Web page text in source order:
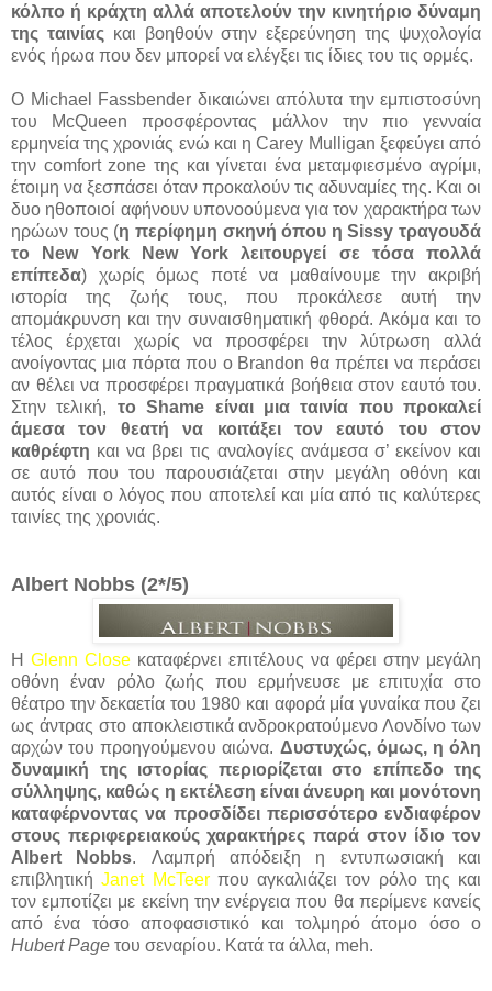
κόλπο ή κράχτη αλλά αποτελούν την κινητήριο δύναμη
της ταινίας και βοηθούν στην εξερεύνηση της ψυχολογία
ενός ήρωα που δεν μπορεί να ελέγξει τις ίδιες του τις ορμές.
O Michael Fassbender δικαιώνει απόλυτα την εμπιστοσύνη
του McQueen προσφέροντας μάλλον την πιο γενναία
ερμηνεία της χρονιάς ενώ και η Carey Mulligan ξεφεύγει από
την comfort zone της και γίνεται ένα μεταμφιεσμένο αγρίμι,
έτοιμη να ξεσπάσει όταν προκαλούν τις αδυναμίες της. Και οι
δυο ηθοποιοί αφήνουν υπονοούμενα για τον χαρακτήρα των
ηρώων τους (η περίφημη σκηνή όπου η Sissy τραγουδά
το New York New York λειτουργεί σε τόσα πολλά
επίπεδα) χωρίς όμως ποτέ να μαθαίνουμε την ακριβή
ιστορία της ζωής τους, που προκάλεσε αυτή την
απομάκρυνση και την συναισθηματική φθορά. Ακόμα και το
τέλος έρχεται χωρίς να προσφέρει την λύτρωση αλλά
ανοίγοντας μια πόρτα που ο Brandon θα πρέπει να περάσει
αν θέλει να προσφέρει πραγματικά βοήθεια στον εαυτό του.
Στην τελική, το Shame είναι μια ταινία που προκαλεί
άμεσα τον θεατή να κοιτάξει τον εαυτό του στον
καθρέφτη και να βρει τις αναλογίες ανάμεσα σ’ εκείνον και
σε αυτό που του παρουσιάζεται στην μεγάλη οθόνη και
αυτός είναι ο λόγος που αποτελεί και μία από τις καλύτερες
ταινίες της χρονιάς.
Albert Nobbs (2*/5)
Η Glenn Close καταφέρνει επιτέλους να φέρει στην μεγάλη
οθόνη έναν ρόλο ζωής που ερμήνευσε με επιτυχία στο
θέατρο την δεκαετία του 1980 και αφορά μία γυναίκα που ζει
ως άντρας στο αποκλειστικά ανδροκρατούμενο Λονδίνο των
αρχών του προηγούμενου αιώνα. Δυστυχώς, όμως, η όλη
δυναμική της ιστορίας περιορίζεται στο επίπεδο της
σύλληψης, καθώς η εκτέλεση είναι άνευρη και μονότονη
καταφέρνοντας να προσδίδει περισσότερο ενδιαφέρον
στους περιφερειακούς χαρακτήρες παρά στον ίδιο τον
Albert Nobbs. Λαμπρή απόδειξη η εντυπωσιακή και
επιβλητικήJanet McTeerπου αγκαλιάζει τον ρόλο της και
τον εμποτίζει με εκείνη την ενέργεια που θα περίμενε κανείς
από ένα τόσο αποφασιστικό και τολμηρό άτομο όσο ο
Hubert Page του σεναρίου. Κατά τα άλλα, meh.